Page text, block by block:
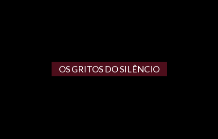
OS GRITOS DO SILÊNCIO